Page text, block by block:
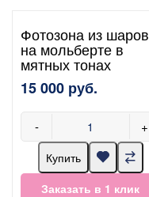
Фотозона из шаров
на мольберте в
мятных тонах
15 000 руб.
- +
Купить
Заказать в 1 клик